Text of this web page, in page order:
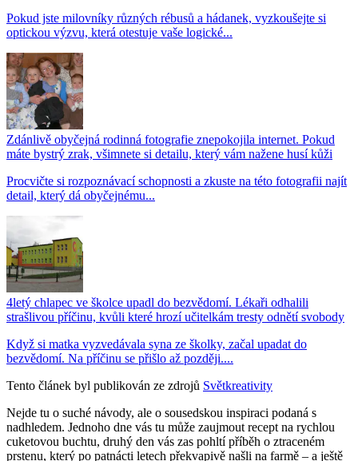
Pokud jste milovníky různých rébusů a hádanek, vyzkoušejte si
optickou výzvu, která otestuje vaše logické...
Zdánlivě obyčejná rodinná fotografie znepokojila internet. Pokud
máte bystrý zrak, všimnete si detailu, který vám nažene husí kůži
Procvičte si rozpoznávací schopnosti a zkuste na této fotografii najít
detail, který dá obyčejnému...
4letý chlapec ve školce upadl do bezvědomí. Lékaři odhalili
strašlivou příčinu, kvůli které hrozí učitelkám tresty odnětí svobody
Když si matka vyzvedávala syna ze školky, začal upadat do
bezvědomí. Na příčinu se přišlo až později....
Tento článek byl publikován ze zdrojů Světkreativity
Nejde tu o suché návody, ale o sousedskou inspiraci podaná s
nadhledem. Jednoho dne vás tu může zaujmout recept na rychlou
cuketovou buchtu, druhý den vás zas pohltí příběh o ztraceném
prstenu, který po patnácti letech překvapivě našli na farmě – a ještě